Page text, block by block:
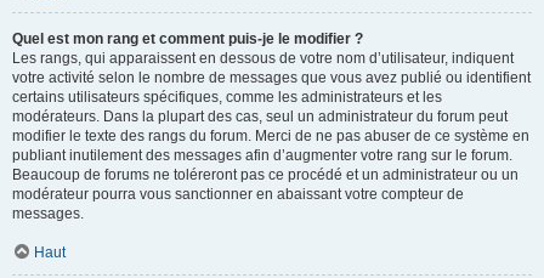
Quel est mon rang et comment puis-je le modifier ?
Les rangs, qui apparaissent en dessous de votre nom d’utilisateur, indiquent
votre activité selon le nombre de messages que vous avez publié ou identifient
certains utilisateurs spécifiques, comme les administrateurs et les
modérateurs. Dans la plupart des cas, seul un administrateur du forum peut
modifier le texte des rangs du forum. Merci de ne pas abuser de ce système en
publiant inutilement des messages afin d’augmenter votre rang sur le forum.
Beaucoup de forums ne toléreront pas ce procédé et un administrateur ou un
modérateur pourra vous sanctionner en abaissant votre compteur de
messages.
Haut